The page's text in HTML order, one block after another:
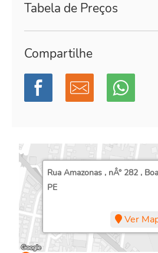
Tabela de Preços
Compartilhe
Rua Amazonas , nÂ° 282 ,
PE
Ver